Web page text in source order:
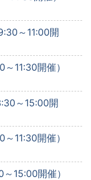
～11:00開
11:30開催）
～15:00開
11:30開催）
15:00開催）